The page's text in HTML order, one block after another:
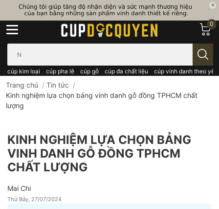
cúp kim loại cúp pha lê cúp gỗ cúp đa chất liệu cúp vinh danh theo
0
Trang chủ / Tin tức /
Kinh nghiệm lựa chọn bảng vinh danh gỗ đồng TPHCM chất
lượng
KINH NGHIỆM LỰA CHỌN BẢNG
VINH DANH GỖ ĐỒNG TPHCM
CHẤT LƯỢNG
Mai Chi
Thứ Bảy, 27/07/2024